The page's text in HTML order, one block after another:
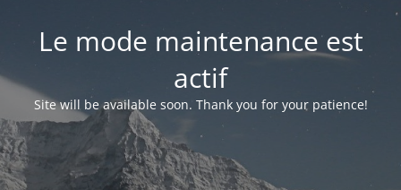
Le mode maintenance est
actif
Site will be available soon. Thank you for your patience!